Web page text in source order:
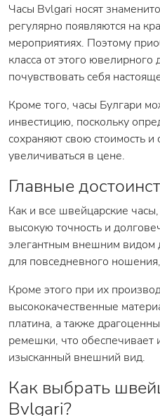
Часы Bvlgari носят
регулярно появляются на
мероприятиях. Поэтому
класса от этого
почувствовать себя
Кроме того, часы Булгари
инвестицию, поскольку
сохраняют свою стоимость
увеличиваться в цене.
Главные
Как и все швейцарские
высокую точность и
элегантным внешним видом
для повседневного
Кроме этого при их
высококачественные
платина, а также
ремешки, что обеспечивает
изысканный внешний вид.
Как выбрать
Bvlgari?